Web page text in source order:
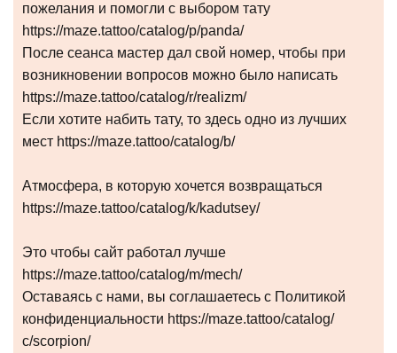
пожелания и помогли с выбором тату
https://maze.tattoo/catalog/p/panda/
После сеанса мастер дал свой номер, чтобы при
возникновении вопросов можно было написать
https://maze.tattoo/catalog/r/realizm/
Если хотите набить тату, то здесь одно из лучших
мест https://maze.tattoo/catalog/b/
Атмосфера, в которую хочется возвращаться
https://maze.tattoo/catalog/k/kadutsey/
Это чтобы сайт работал лучше
https://maze.tattoo/catalog/m/mech/
Оставаясь с нами, вы соглашаетесь с Политикой
конфиденциальности https://maze.tattoo/catalog/
с/scorpion/